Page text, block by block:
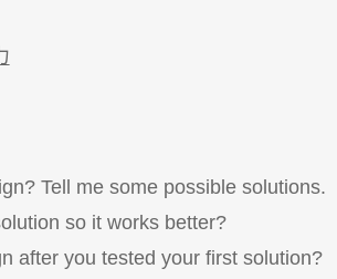
Tell me some possible solutions.
so it works better?
after you tested your first solution?